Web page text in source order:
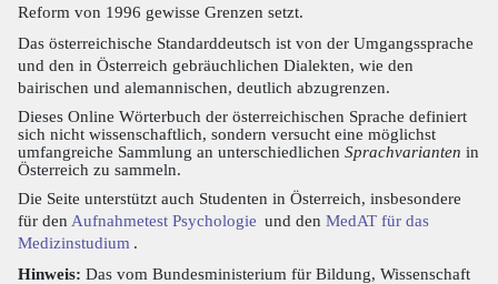
Reform von 1996 gewisse Grenzen setzt.
Das österreichische Standarddeutsch ist von der Umgangssprache
und den in Österreich gebräuchlichen Dialekten, wie den
bairischen und alemannischen, deutlich abzugrenzen.
Dieses Online Wörterbuch der österreichischen Sprache definiert
sich nicht wissenschaftlich, sondern versucht eine möglichst
umfangreiche Sammlung an unterschiedlichen Sprachvarianten in
Österreich zu sammeln.
Die Seite unterstützt auch Studenten in Österreich, insbesondere
für den Aufnahmetest Psychologie und den MedAT für das
Medizinstudium .
Hinweis: Das vom Bundesministerium für Bildung, Wissenschaft